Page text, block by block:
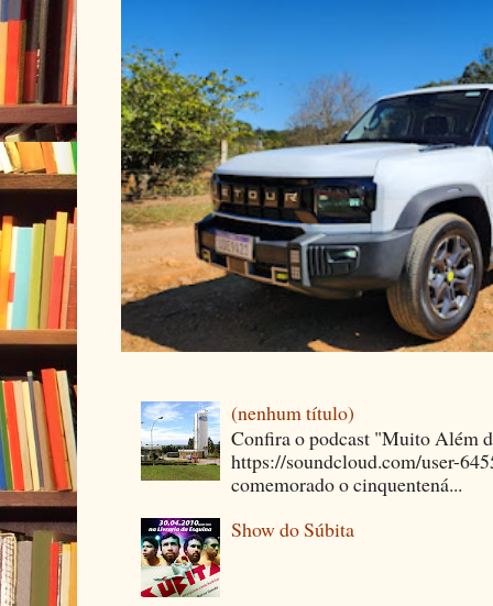
(nenhum título)
Confira o podcast "Muito Além
https://soundcloud.com/user-
comemorado o cinquentená...
Show do Súbita